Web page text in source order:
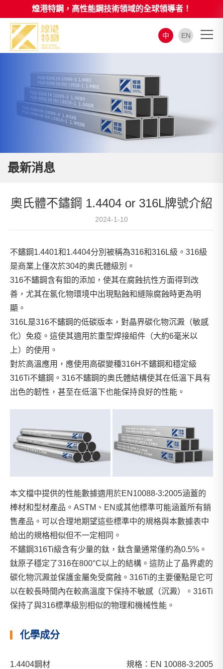
煌港特鋼，高性能鋼技術領域的全球領導者！
中 EN
最新消息
奧氏體不鏽鋼 1.4404 or 316L牌號介紹
2024-1-10
不鏽鋼1.4401和1.4404分別被稱為316和316L級。316級
是商業上僅次於304的奧氏體級別。
316不鏽鋼含有鉬的添加，使其在腐蝕抗性方面得到改
善，尤其在氯化物環境中出現點蝕和縫隙腐蝕時更為明
顯。
316L是316不鏽鋼的低碳版本，對晶界碳化物沉澱（敏感
化）免疫。這使其適用於重型焊接組件（大約6毫米以
上）的使用。
對於高溫應用，應使用高碳變種316H不鏽鋼和穩定級
316Ti不鏽鋼。316不鏽鋼的奧氏體結構使其在低溫下具有
出色的韌性，甚至在低溫下也能保持良好的性能。
本文檔中提供的性能數據適用於EN10088-3:2005涵蓋的
棒材和型材產品。ASTM、EN或其他標準可能涵蓋所有銷
售產品。可以合理地期望這些標準中的規格與本數據表中
給出的規格相似但不一定相同。
不鏽鋼316Ti級含有少量的鈦，鈦含量通常僅約為0.5%。
鈦原子穩定了316在800°C以上的結構。這防止了晶界處的
碳化物沉澱並保護金屬免受腐蝕。316Ti的主要優點是它可
以在較長時間內在較高溫度下保持不敏感（沉澱）。316Ti
保持了與316標準級別相似的物理和機械性能。
化學成分
1.4404鋼材 規格：EN 10088-3:2005